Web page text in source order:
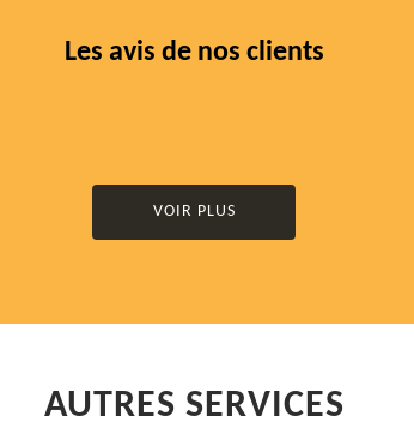
Les avis de nos clients
VOIR PLUS
AUTRES SERVICES